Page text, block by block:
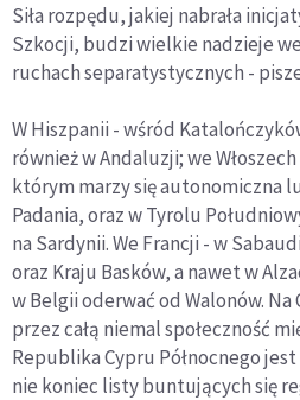
Siła rozpędu, jakiej nabrała
Szkocji, budzi wielkie nadzieje
ruchach separatystycznych -
W Hiszpanii - wśród
również w Andaluzji; we
którym marzy się autonomiczna
Padania, oraz w Tyrolu
na Sardynii. We Francji - w
oraz Kraju Basków, a nawet w
w Belgii oderwać od Walonów. Na
przez całą niemal społeczność
Republika Cypru Północnego
nie koniec listy buntujących się